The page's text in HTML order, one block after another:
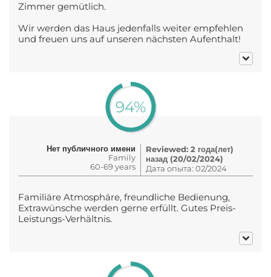
Zimmer gemütlich.
Wir werden das Haus jedenfalls weiter empfehlen
und freuen uns auf unseren nächsten Aufenthalt!
94%
Нет публичного имени
Family
60-69 years
Reviewed: 2 года(лет)
назад (20/02/2024)
Дата опыта: 02/2024
Familiäre Atmosphäre, freundliche Bedienung,
Extrawünsche werden gerne erfüllt. Gutes Preis-
Leistungs-Verhältnis.